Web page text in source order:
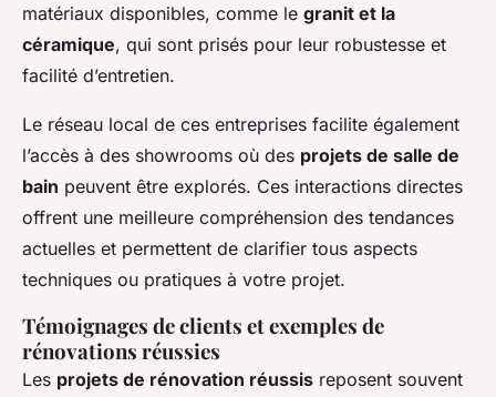
matériaux disponibles, comme le granit et la
céramique, qui sont prisés pour leur robustesse et
facilité d’entretien.
Le réseau local de ces entreprises facilite également
l’accès à des showrooms où des projets de salle de
bain peuvent être explorés. Ces interactions directes
offrent une meilleure compréhension des tendances
actuelles et permettent de clarifier tous aspects
techniques ou pratiques à votre projet.
Témoignages de clients et exemples de
rénovations réussies
Les projets de rénovation réussis reposent souvent